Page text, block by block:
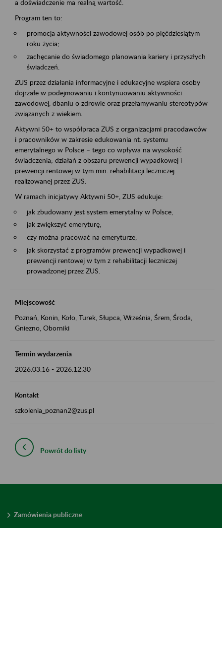
a doświadczenie ma realną wartość.
Program ten to:
promocja aktywności zawodowej osób po pięćdziesiątym
roku życia;
zachęcanie do świadomego planowania kariery i przyszłych
świadczeń.
ZUS przez działania informacyjne i edukacyjne wspiera osoby
dojrzałe w podejmowaniu i kontynuowaniu aktywności
zawodowej, dbaniu o zdrowie oraz przełamywaniu stereotypów
związanych z wiekiem.
Aktywni 50+ to współpraca ZUS z organizacjami pracodawców
i pracowników w zakresie edukowania nt. systemu
emerytalnego w Polsce – tego co wpływa na wysokość
świadczenia; działań z obszaru prewencji wypadkowej i
prewencji rentowej w tym min. rehabilitacji leczniczej
realizowanej przez ZUS.
W ramach inicjatywy Aktywni 50+, ZUS edukuje:
jak zbudowany jest system emerytalny w Polsce,
jak zwiększyć emeryturę,
czy można pracować na emeryturze,
jak skorzystać z programów prewencji wypadkowej i
prewencji rentowej w tym z rehabilitacji leczniczej
prowadzonej przez ZUS.
Miejscowość
Poznań, Konin, Koło, Turek, Słupca, Września, Śrem, Środa,
Gniezno, Oborniki
Termin wydarzenia
2026.03.16 - 2026.12.30
Kontakt
szkolenia_poznan2@zus.pl
Powrót do listy
Zamówienia publiczne